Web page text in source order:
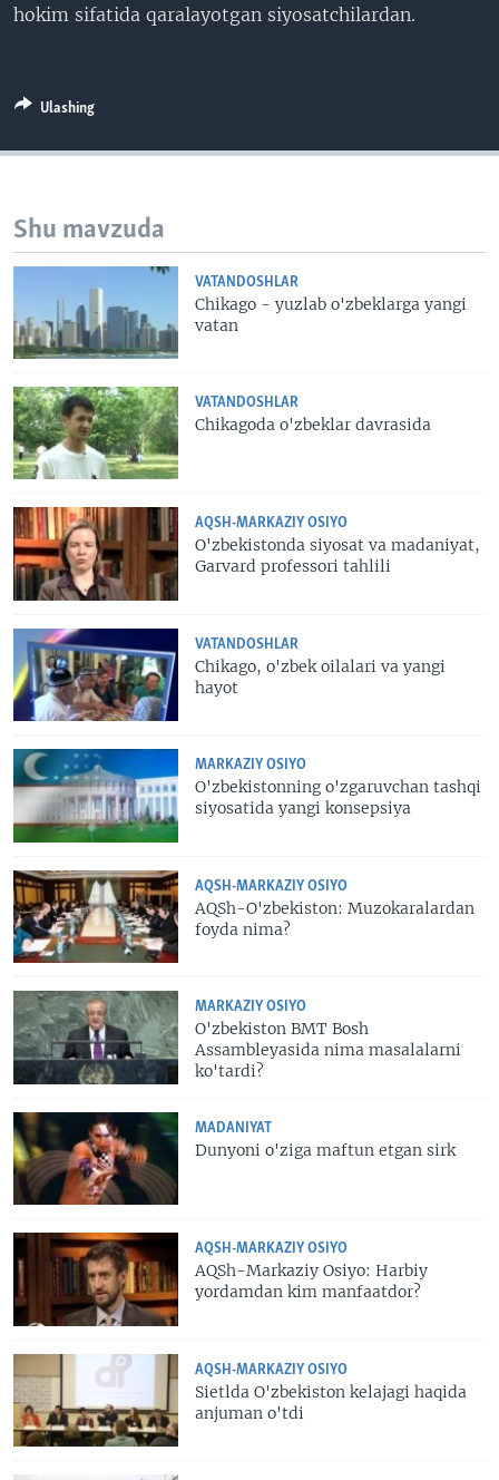
hokim sifatida qaralayotgan siyosatchilardan.
Ulashing
Shu mavzuda
VATANDOSHLAR
Chikago - yuzlab o'zbeklarga yangi
vatan
VATANDOSHLAR
Chikagoda o'zbeklar davrasida
AQSH-MARKAZIY OSIYO
O'zbekistonda siyosat va madaniyat,
Garvard professori tahlili
VATANDOSHLAR
Chikago, o'zbek oilalari va yangi
hayot
MARKAZIY OSIYO
O'zbekistonning o'zgaruvchan tashqi
siyosatida yangi konsepsiya
AQSH-MARKAZIY OSIYO
AQSh-O'zbekiston: Muzokaralardan
foyda nima?
MARKAZIY OSIYO
O'zbekiston BMT Bosh
Assambleyasida nima masalalarni
ko'tardi?
MADANIYAT
Dunyoni o'ziga maftun etgan sirk
AQSH-MARKAZIY OSIYO
AQSh-Markaziy Osiyo: Harbiy
yordamdan kim manfaatdor?
AQSH-MARKAZIY OSIYO
Sietlda O'zbekiston kelajagi haqida
anjuman o'tdi